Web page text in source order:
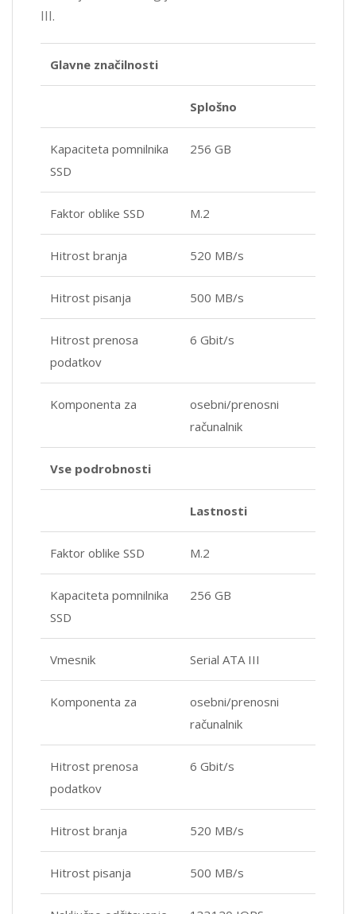
III.
Glavne značilnosti
Splošno
Kapaciteta pomnilnika
SSD
256 GB
Faktor oblike SSD M.2
Hitrost branja 520 MB/s
Hitrost pisanja 500 MB/s
Hitrost prenosa
podatkov
6 Gbit/s
Komponenta za
osebni/prenosni
računalnik
Vse podrobnosti
Lastnosti
Faktor oblike SSD M.2
Kapaciteta pomnilnika
SSD
256 GB
Vmesnik Serial ATA III
Komponenta za
osebni/prenosni
računalnik
Hitrost prenosa
podatkov
6 Gbit/s
Hitrost branja 520 MB/s
Hitrost pisanja 500 MB/s